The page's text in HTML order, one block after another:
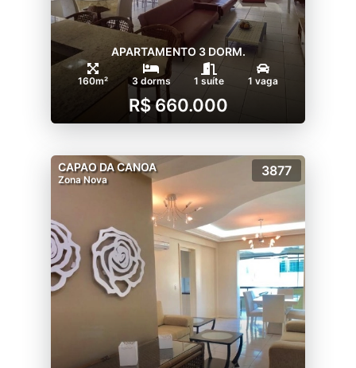
APARTAMENTO 3 DORM.
160m² 3 dorms 1 suíte 1 vaga
R$ 660.000
CAPAO DA CANOA
Zona Nova
3877